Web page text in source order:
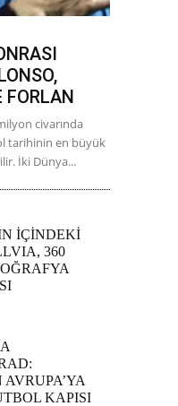
FORLAN
civarında
tarihinin en büyük
İki Dünya...
İÇİNDEKİ
360
AVRUPA’YA
KAPISI